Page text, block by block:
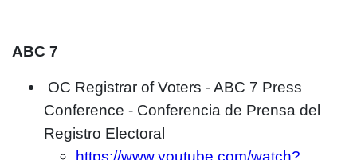
ABC 7
OC Registrar of Voters - ABC 7 Press
Conference - Conferencia de Prensa del
Registro Electoral
https://www.youtube.com/watch?